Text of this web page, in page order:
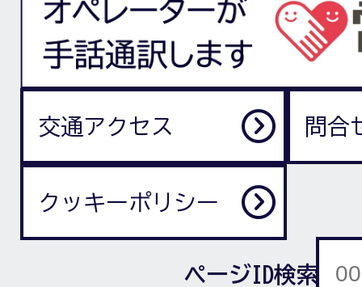
交通アクセス 問合
クッキーポリシー
ページID検索